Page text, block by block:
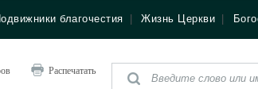
благочестия Жизнь Церкви
Распечатать